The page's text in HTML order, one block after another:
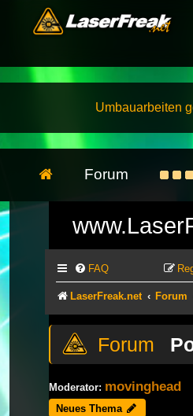
Umbauarbeiten
Forum
FAQ
LaserFreak.net Forum
Moderator: movinghead
Neues Thema